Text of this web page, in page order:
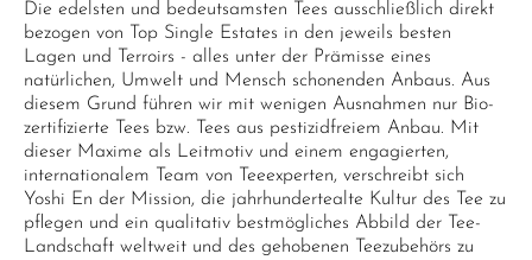
Die edelsten und bedeutsamsten Tees ausschließlich direkt
bezogen von Top Single Estates in den jeweils besten
Lagen und Terroirs - alles unter der Prämisse eines
natürlichen, Umwelt und Mensch schonenden Anbaus. Aus
diesem Grund führen wir mit wenigen Ausnahmen nur Bio-
zertifizierte Tees bzw. Tees aus pestizidfreiem Anbau. Mit
dieser Maxime als Leitmotiv und einem engagierten,
internationalem Team von Teeexperten, verschreibt sich
Yoshi En der Mission, die jahrhundertealte Kultur des Tee zu
pflegen und ein qualitativ bestmögliches Abbild der Tee-
Landschaft weltweit und des gehobenen Teezubehörs zu